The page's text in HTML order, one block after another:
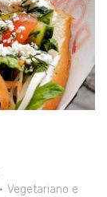
Vegetariano e